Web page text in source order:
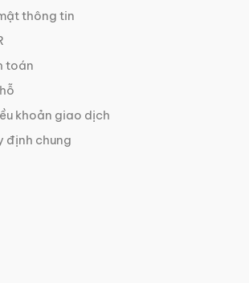
thông tin
toán
khoản giao dịch
định chung